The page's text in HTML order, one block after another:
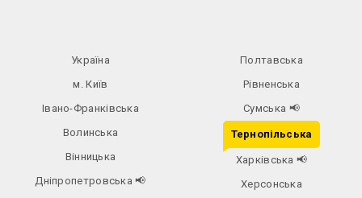
Україна
м. Київ
Івано-Франківська
Волинська
Вінницька
Дніпропетровська📢
Полтавська
Рівненська
Сумська 📢
Тернопільська
Харківська 📢
Херсонська